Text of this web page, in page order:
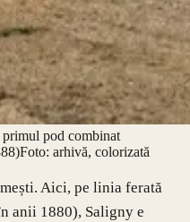
pod combinat
Foto: arhivă, colorizată
Aici, pe linia ferată
anii 1880), Saligny e